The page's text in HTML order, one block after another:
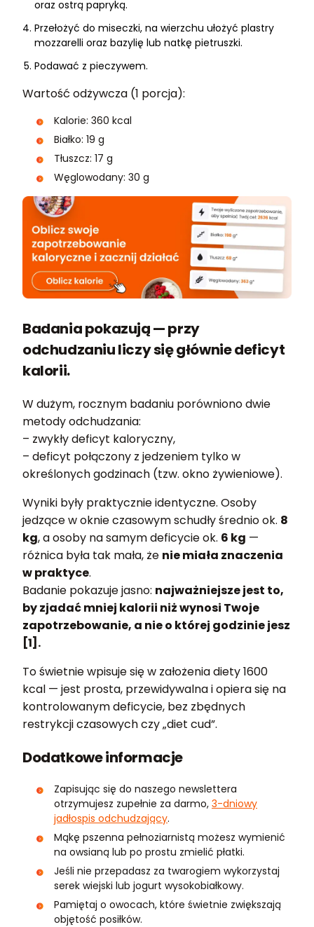
oraz ostrą papryką.
Przełożyć do miseczki, na wierzchu ułożyć plastry
mozzarelli oraz bazylię lub natkę pietruszki.
Podawać z pieczywem.
Wartość odżywcza (1 porcja):
Kalorie: 360 kcal
Białko: 19 g
Tłuszcz: 17 g
Węglowodany: 30 g
Badania pokazują — przy
odchudzaniu liczy się głównie deficyt
kalorii.
W dużym, rocznym badaniu porówniono dwie
metody odchudzania:
– zwykły deficyt kaloryczny,
– deficyt połączony z jedzeniem tylko w
określonych godzinach (tzw. okno żywieniowe).
Wyniki były praktycznie identyczne. Osoby
jedzące w oknie czasowym schudły średnio ok. 8
kg, a osoby na samym deficycie ok. 6 kg —
różnica była tak mała, że nie miała znaczenia
w praktyce.
Badanie pokazuje jasno: najważniejsze jest to,
by zjadać mniej kalorii niż wynosi Twoje
zapotrzebowanie, a nie o której godzinie jesz
[1].
To świetnie wpisuje się w założenia diety 1600
kcal — jest prosta, przewidywalna i opiera się na
kontrolowanym deficycie, bez zbędnych
restrykcji czasowych czy „diet cud”.
Dodatkowe informacje
Zapisując się do naszego newslettera
otrzymujesz zupełnie za darmo, 3-dniowy
jadłospis odchudzający.
Mąkę pszenna pełnoziarnistą możesz wymienić
na owsianą lub po prostu zmielić płatki.
Jeśli nie przepadasz za twarogiem wykorzystaj
serek wiejski lub jogurt wysokobiałkowy.
Pamiętaj o owocach, które świetnie zwiększają
objętość posiłków.